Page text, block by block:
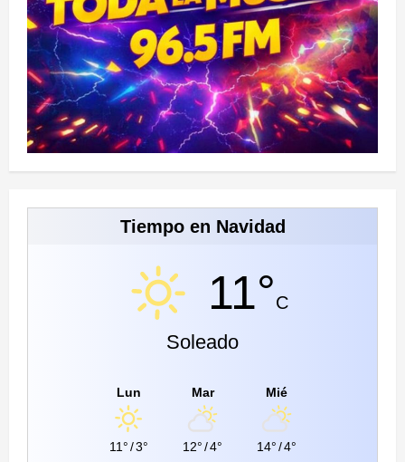
Tiempo en Navidad
11°C
Soleado
Lun
11°/3°
Mar
12°/4°
Mié
14°/4°